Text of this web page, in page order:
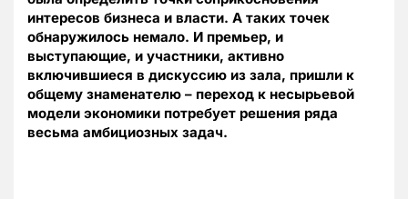
интересов бизнеса и власти. А таких точек
обнаружилось немало. И премьер, и
выступающие, и участники, активно
включившиеся в дискуссию из зала, пришли к
общему знаменателю – переход к несырьевой
модели экономики потребует решения ряда
весьма амбициозных задач.